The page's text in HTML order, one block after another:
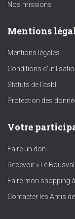
Nos missions
Mentions
Mentions légales
Conditions
Statuts de l’asbl
Protection des
Votre
Faire un don
Recevoir « Le
Faire mon shopping
Contacter les Amis